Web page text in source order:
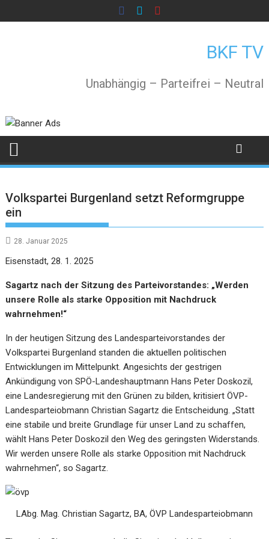
to
BKF TV
Unabhängig – Parteifrei – Neutral
Volkspartei Burgenland setzt Reformgruppe
ein
28. Januar 2025
Eisenstadt, 28. 1. 2025
Sagartz nach der Sitzung des Parteivorstandes: „Werden
unsere Rolle als starke Opposition mit Nachdruck
wahrnehmen!“
In der heutigen Sitzung des Landesparteivorstandes der
Volkspartei Burgenland standen die aktuellen politischen
Entwicklungen im Mittelpunkt. Angesichts der gestrigen
Ankündigung von SPÖ-Landeshauptmann Hans Peter Doskozil,
eine Landesregierung mit den Grünen zu bilden, kritisiert ÖVP-
Landesparteiobmann Christian Sagartz die Entscheidung. „Statt
eine stabile und breite Grundlage für unser Land zu schaffen,
wählt Hans Peter Doskozil den Weg des geringsten Widerstands.
Wir werden unsere Rolle als starke Opposition mit Nachdruck
wahrnehmen“, so Sagartz.
LAbg. Mag. Christian Sagartz, BA, ÖVP Landesparteiobmann